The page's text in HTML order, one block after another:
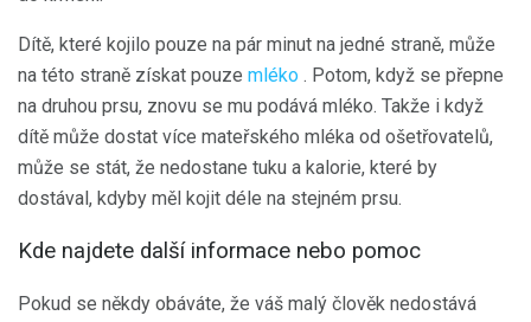
Dítě, které kojilo pouze na pár minut na jedné straně, může
na této straně získat pouze mléko . Potom, když se přepne
na druhou prsu, znovu se mu podává mléko. Takže i když
dítě může dostat více mateřského mléka od ošetřovatelů,
může se stát, že nedostane tuku a kalorie, které by
dostával, kdyby měl kojit déle na stejném prsu.
Kde najdete další informace nebo pomoc
Pokud se někdy obáváte, že váš malý člověk nedostává